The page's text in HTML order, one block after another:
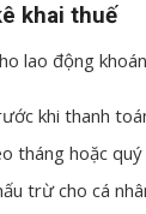
khai thuế
lao động
khi thanh
tháng hoặc quý
trừ cho cá